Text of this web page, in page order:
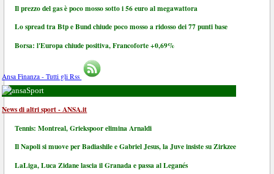
Il prezzo del gas è poco mosso sotto i 56 euro al megawattora
Lo spread tra Btp e Bund chiude poco mosso a ridosso dei 77 punti base
Borsa: l'Europa chiude positiva, Francoforte +0,69%
Ansa Finanza - Tutti gli Rss
Sport
News di altri sport - ANSA.it
Tennis: Montreal, Griekspoor elimina Arnaldi
Il Napoli si muove per Badiashile e Gabriel Jesus, la Juve insiste su Zirkzee
LaLiga, Luca Zidane lascia il Granada e passa al Leganés